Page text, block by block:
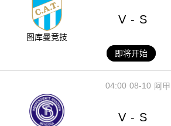
图库曼竞技
V - S
即将开始
08-10
04:00 阿甲
V - S